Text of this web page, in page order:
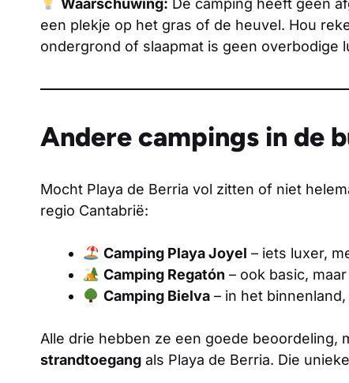
Waarschuwing: De camping heeft geen
een plekje op het gras of de heuvel. Hou
ondergrond of slaapmat is geen overbodige
Andere campings in de
Mocht Playa de Berria vol zitten of niet
regio Cantabrië:
Camping Playa Joyel – iets luxer,
Camping Regatón – ook basic,
Camping Bielva– in het
Alle drie hebben ze een goede beoordeling,
strandtoegang als Playa de Berria. Die